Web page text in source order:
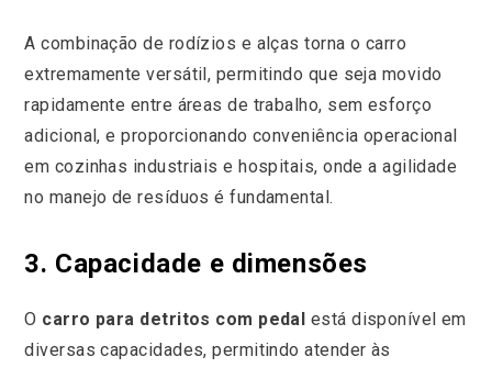
A combinação de rodízios e alças torna o carro
extremamente versátil, permitindo que seja movido
rapidamente entre áreas de trabalho, sem esforço
adicional, e proporcionando conveniência operacional
em cozinhas industriais e hospitais, onde a agilidade
no manejo de resíduos é fundamental.
3. Capacidade e dimensões
O carro para detritos com pedal está disponível em
diversas capacidades, permitindo atender às